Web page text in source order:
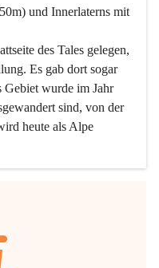
und Innerlaterns mit
des Tales gelegen,
Es gab dort sogar
Gebiet wurde im Jahr
sind, von der
heute als Alpe